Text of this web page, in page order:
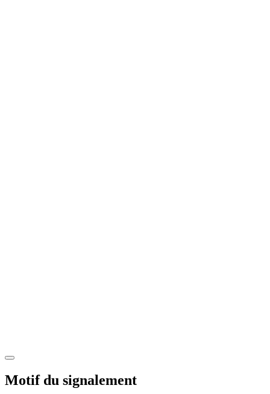
Motif du signalement